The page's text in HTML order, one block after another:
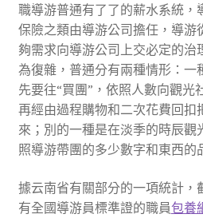
職導游普通有了了的薪水系統，
保險之類由導游公司擔任，導游
夠需求向導游公司上交必定的治
為復雜，普通分有兩種情形：一
先要往“買團”，依照人數向觀光
再經由過程購物和二次花費回扣
來；別的一種是在淡季的時辰觀
照導游帶團的多少數字和東西的
據云南省有關部分的一項統計，
有全國導游員標準證的職員包養